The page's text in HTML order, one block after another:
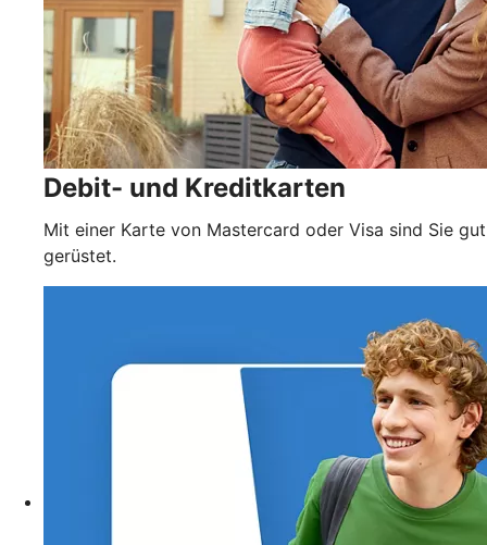
Debit- und Kreditkarten
Mit einer Karte von Mastercard oder Visa sind Sie gut
gerüstet.